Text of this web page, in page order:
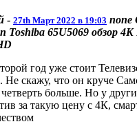
- 27th Март 2022 в 19:03 none
Toshiba 65U5069 обзор
год уже стоит
Не скажу, что он круче
больше. Но у
за такую цену с 4К,